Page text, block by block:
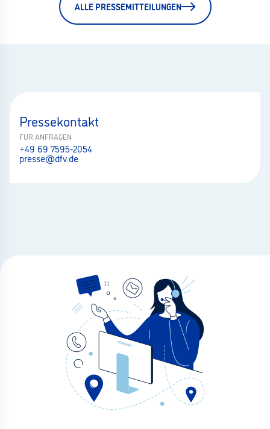
ALLE PRESSEMITTEILUNGEN
Pressekontakt
FÜR ANFRAGEN
+49 69 7595-2054
presse@dfv.de